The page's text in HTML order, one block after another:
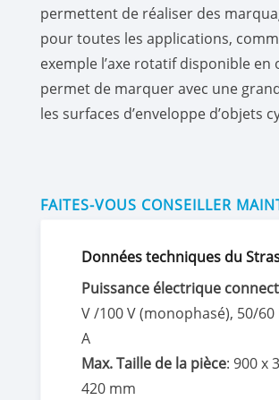
permettent de réaliser des
pour toutes les applications,
exemple l’axe rotatif disponible en
permet de marquer avec une
les surfaces d’enveloppe d’objets
FAITES-VOUS CONSEILLER
Données techniques du
Puissance électrique
V /100 V (monophasé), 50/60
A
Max. Taille de la pièce: 900 x
420 mm